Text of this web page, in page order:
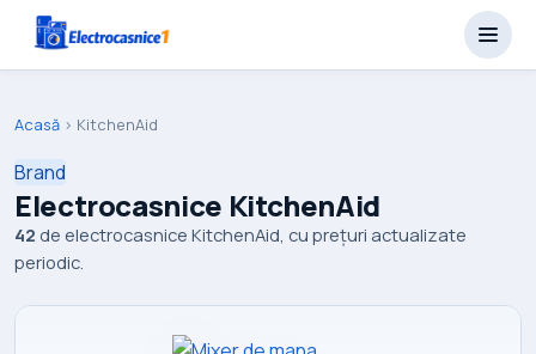
Acasă › KitchenAid
Brand
Electrocasnice KitchenAid
42 de electrocasnice KitchenAid, cu prețuri actualizate
periodic.